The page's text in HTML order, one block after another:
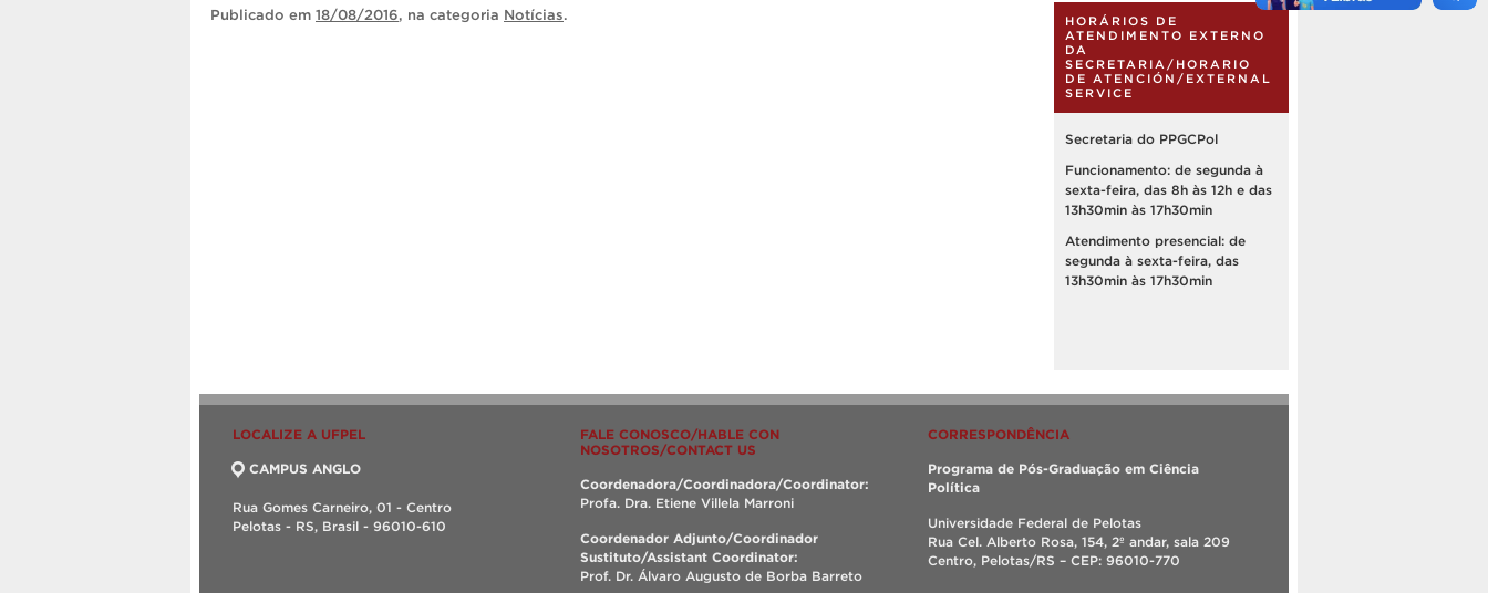
Publicado em 18/08/2016, na categoria Notícias.
HORÁRIOS DE
ATENDIMENTO EXTERNO
DA
SECRETARIA/HORARIO
DE ATENCIÓN/EXTERNAL
SERVICE
Secretaria do PPGCPol
Funcionamento: de segunda à
sexta-feira, das 8h às 12h e das
13h30min às 17h30min
Atendimento presencial: de
segunda à sexta-feira, das
13h30min às 17h30min
LOCALIZE A UFPEL
CAMPUS ANGLO
Rua Gomes Carneiro, 01 - Centro
Pelotas - RS, Brasil - 96010-610
FALE CONOSCO/HABLE CON
NOSOTROS/CONTACT US
Coordenadora/Coordinadora/Coordinator:
Profa. Dra. Etiene Villela Marroni
Coordenador Adjunto/Coordinador
Sustituto/Assistant Coordinator:
Prof. Dr. Álvaro Augusto de Borba Barreto
CORRESPONDÊNCIA
Programa de Pós-Graduação em Ciência
Política
Universidade Federal de Pelotas
Rua Cel. Alberto Rosa, 154, 2º andar, sala 209
Centro, Pelotas/RS – CEP: 96010-770